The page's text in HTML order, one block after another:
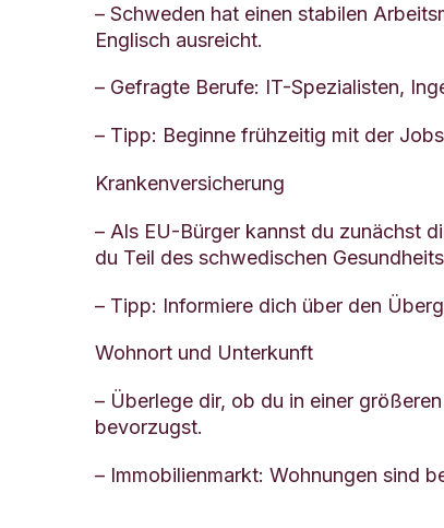
– Schweden hat einen stabilen
Englisch ausreicht.
– Gefragte Berufe: IT-Spezialisten,
– Tipp: Beginne frühzeitig mit der
Krankenversicherung
– Als EU-Bürger kannst du zunächst
du Teil des schwedischen
– Tipp: Informiere dich über den
Wohnort und Unterkunft
– Überlege dir, ob du in einer
bevorzugst.
– Immobilienmarkt: Wohnungen sind